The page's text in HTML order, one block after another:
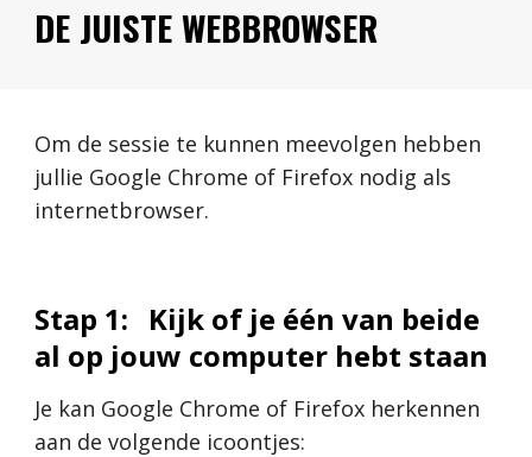
DE JUISTE WEBBROWSER
Om de sessie te kunnen meevolgen hebben
jullie Google Chrome of Firefox nodig als
internetbrowser.
Stap 1:
Kijk of je één van beide
al op jouw computer hebt staan
Je kan Google Chrome of Firefox herkennen
aan de volgende icoontjes: